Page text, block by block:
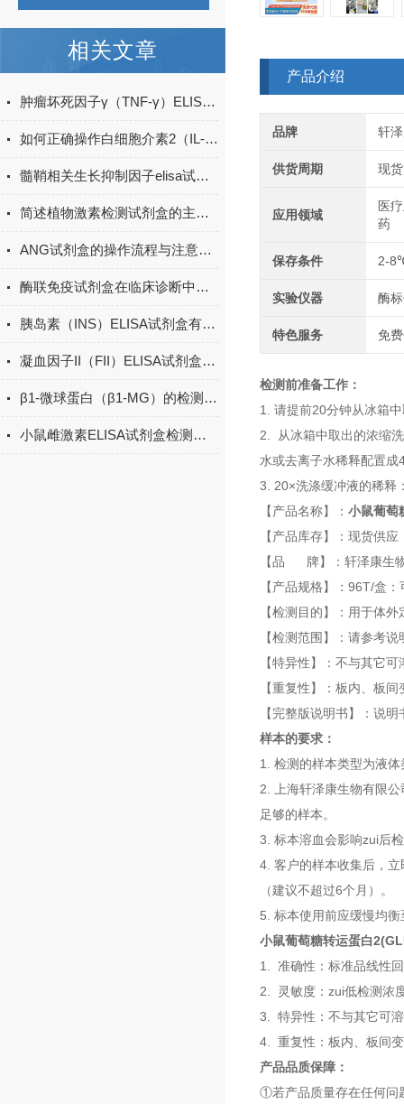
相关文章
肿瘤坏死因子γ（TNF-γ）ELISA试剂盒的工作原理
如何正确操作白细胞介素2（IL-2）ELISA试剂盒？
髓鞘相关生长抑制因子elisa试剂盒原理
简述植物激素检测试剂盒的主要用途
ANG试剂盒的操作流程与注意事项
酶联免疫试剂盒在临床诊断中的应用
胰岛素（INS）ELISA试剂盒有哪些应用领域？
凝血因子II（FII）ELISA试剂盒的储存条件
β1-微球蛋白（β1-MG）的检测方法有哪些？
小鼠雌激素ELISA试剂盒检测原理
产品介绍
品牌 轩
供货周期 现货
应用领域
医
药
保存条件 2-
实验仪器 酶
特色服务 免
检测前准备工作：
1. 请提前20分钟从冰箱
2. 从冰箱中取出的浓缩
水或去离子水稀释配置
3. 20×洗涤缓冲液的稀释
【产品名称】： 小鼠葡萄
【产品库存】：现货供应
【品 牌】：轩泽康生
【产品规格】：96T/盒
【检测目的】：用于体
【检测范围】：请参考
【特异性】：不与其它
【重复性】：板内、板
【完整版说明书】：说
样本的要求：
1. 检测的样本类型为液
2. 上海轩泽康生物有限
足够的样本。
3. 标本溶血会影响zui后
4. 客户的样本收集后，
（建议不超过6个月）。
5. 标本使用前应缓慢均
小鼠葡萄糖转运蛋白
1. 准确性：标准品线性
2. 灵敏度：zui低检测浓
3. 特异性：不与其它可
4. 重复性：板内、板间
产品品质保障：
①若产品质量存在任何问